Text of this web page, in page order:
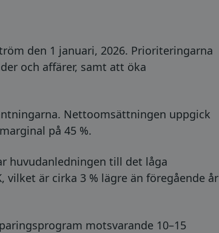
den 1 januari, 2026. Prioriteringarna
och affärer, samt att öka
Nettoomsättningen uppgick
på 45 %.
huvudanledningen till det låga
är cirka 3 % lägre än föregående år
motsvarande 10–15